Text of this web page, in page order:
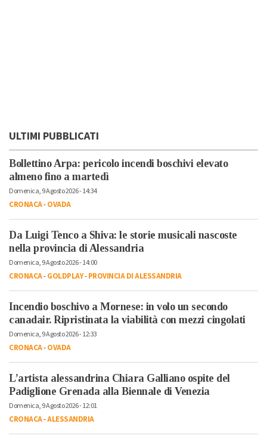
ULTIMI PUBBLICATI
Bollettino Arpa: pericolo incendi boschivi elevato
almeno fino a martedì
Domenica, 9 Agosto 2026 - 14:34
CRONACA-OVADA
Da Luigi Tenco a Shiva: le storie musicali nascoste
nella provincia di Alessandria
Domenica, 9 Agosto 2026 - 14:00
CRONACA-GOLDPLAY-PROVINCIA DI ALESSANDRIA
Incendio boschivo a Mornese: in volo un secondo
canadair. Ripristinata la viabilità con mezzi cingolati
Domenica, 9 Agosto 2026 - 12:33
CRONACA-OVADA
L’artista alessandrina Chiara Galliano ospite del
Padiglione Grenada alla Biennale di Venezia
Domenica, 9 Agosto 2026 - 12:01
CRONACA-ALESSANDRIA